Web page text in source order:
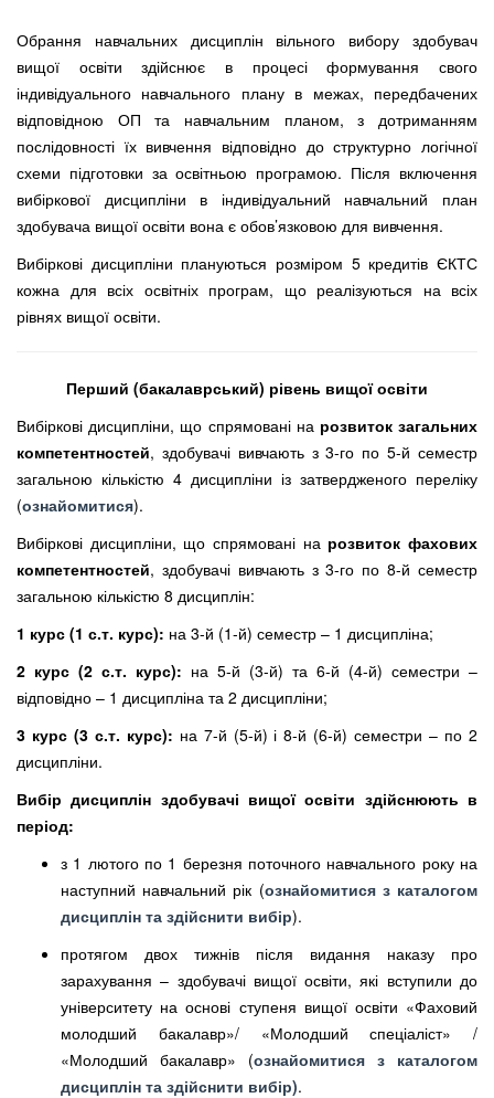
Обрання навчальних дисциплін вільного вибору здобувач
вищої освіти здійснює в процесі формування свого
індивідуального навчального плану в межах, передбачених
відповідною ОП та навчальним планом, з дотриманням
послідовності їх вивчення відповідно до структурно логічної
схеми підготовки за освітньою програмою. Після включення
вибіркової дисципліни в індивідуальний навчальний план
здобувача вищої освіти вона є обов’язковою для вивчення.
Вибіркові дисципліни плануються розміром 5 кредитів ЄКТС
кожна для всіх освітніх програм, що реалізуються на всіх
рівнях вищої освіти.
Перший (бакалаврський) рівень вищої освіти
Вибіркові дисципліни, що спрямовані на розвиток загальних
компетентностей, здобувачі вивчають з 3-го по 5-й семестр
загальною кількістю 4 дисципліни із затвердженого переліку
(ознайомитися).
Вибіркові дисципліни, що спрямовані на розвиток фахових
компетентностей, здобувачі вивчають з 3-го по 8-й семестр
загальною кількістю 8 дисциплін:
1 курс (1 с.т. курс): на 3-й (1-й) семестр – 1 дисципліна;
2 курс (2 с.т. курс): на 5-й (3-й) та 6-й (4-й) семестри –
відповідно – 1 дисципліна та 2 дисципліни;
3 курс (3 с.т. курс): на 7-й (5-й) і 8-й (6-й) семестри – по 2
дисципліни.
Вибір дисциплін здобувачі вищої освіти здійснюють в
період:
з 1 лютого по 1 березня поточного навчального року на
наступний навчальний рік (ознайомитися з каталогом
дисциплін та здійснити вибір).
протягом двох тижнів після видання наказу про
зарахування – здобувачі вищої освіти, які вступили до
університету на основі ступеня вищої освіти «Фаховий
молодший бакалавр»/ «Молодший спеціаліст» /
«Молодший бакалавр» (ознайомитися з каталогом
дисциплін та здійснити вибір).